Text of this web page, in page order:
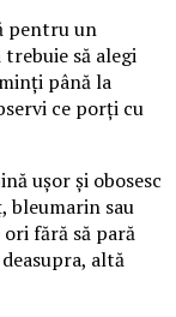
pentru un
să alegi
până la
ce porți cu
ușor și obosesc
bleumarin sau
fără să pară
altă